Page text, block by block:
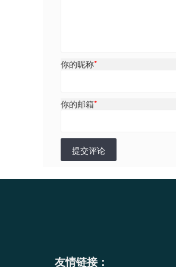
你的昵称*
你的邮箱*
提交评论
友情链接：